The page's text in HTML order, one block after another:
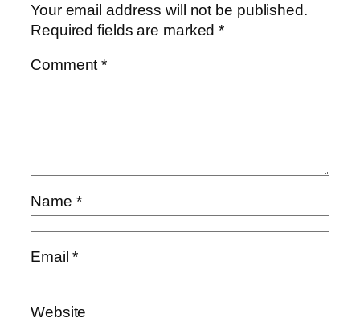
Your email address will not be published.
Required fields are marked*
Comment*
Name *
Email*
Website